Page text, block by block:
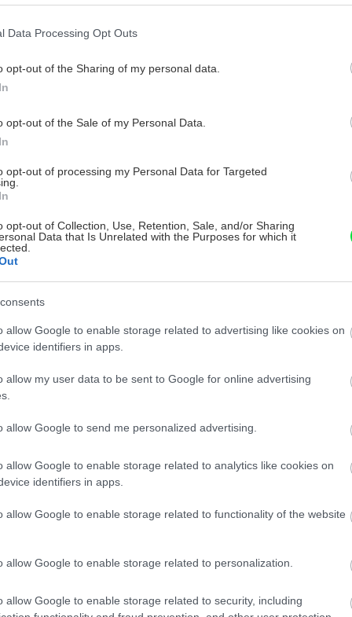
Data Processing Opt Outs
opt-out of the Sharing of my personal data.
opt-out of the Sale of my Personal Data.
opt-out of processing my Personal Data for Targeted
opt-out of Collection, Use, Retention, Sale, and/or Sharing
Data that Is Unrelated with the Purposes for which it
allow Google to enable storage related to advertising like cookies on
identifiers in apps.
allow my user data to be sent to Google for online advertising
allow Google to send me personalized advertising.
allow Google to enable storage related to analytics like cookies on
identifiers in apps.
allow Google to enable storage related to functionality of the website
allow Google to enable storage related to personalization.
allow Google to enable storage related to security, including
klasická izolácia
v mrazoch zlyháva
to vyriešiť raz a navždy
ho na marhuliach v júni a
na miesta, na ktoré
CHALUPA